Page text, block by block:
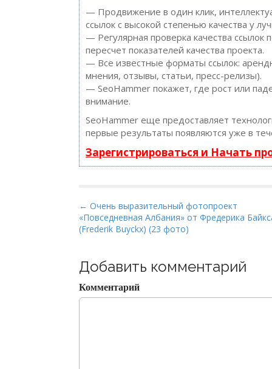
— Продвижение в один клик,
ссылок с высокой степенью качества у
— Регулярная проверка качества
пересчет показателей качества проекта.
— Все известные форматы ссылок:
мнения, отзывы, статьи, пресс-релизы).
— SeoHammer покажет, где рост или
внимание.
SeoHammer еще предоставляет
первые результаты появляются уже в
Зарегистрироваться и Начать
P
o
s
n
a
v
← Очень выразительный фотопроект
«Повседневная Албания» от Фредерика
(Frederik Buyckx) (23 фото)
Добавить комментарий
Комментарий